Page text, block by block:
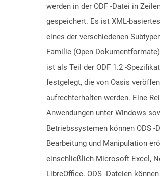
werden in der ODF -Datei in
gespeichert. Es ist XML-
eines der verschiedenen
Familie (Open
ist als Teil der ODF 1.2 -
festgelegt, die von Oasis
aufrechterhalten werden. Eine
Anwendungen unter Windows
Betriebssystemen können ODS -
Bearbeitung und Manipulation
einschließlich Microsoft Excel,
LibreOffice. ODS -Dateien